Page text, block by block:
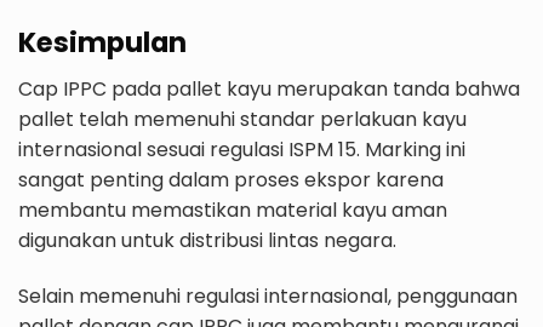
Kesimpulan
Cap IPPC pada pallet kayu merupakan tanda bahwa
pallet telah memenuhi standar perlakuan kayu
internasional sesuai regulasi ISPM 15. Marking ini
sangat penting dalam proses ekspor karena
membantu memastikan material kayu aman
digunakan untuk distribusi lintas negara.
Selain memenuhi regulasi internasional, penggunaan